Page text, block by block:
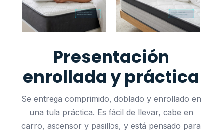
Presentación
enrollada y práctica
Se entrega comprimido, doblado y enrollado en
una tula práctica. Es fácil de llevar, cabe en
carro, ascensor y pasillos, y está pensado para